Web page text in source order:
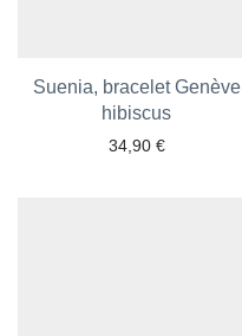
Suenia, bracelet Genève
hibiscus
34,90 €